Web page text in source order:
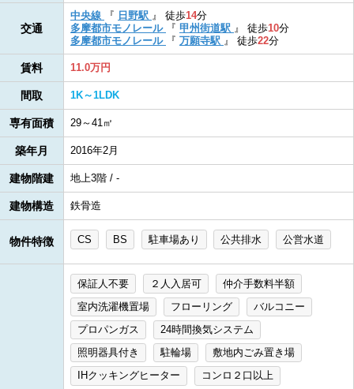
交通
中央線 『 日野駅 』 徒歩14分
多摩都市モノレール
『 甲州街道駅 』 徒歩10分
多摩都市モノレール
『 万願寺駅 』 徒歩22分
賃料 11.0万円
間取 1K～1LDK
専有面積 29～41㎡
築年月 2016年2月
建物階建 地上3階 / -
建物構造 鉄骨造
物件特徴 CS BS 駐車場あり 公共排水 公営水道
保証人不要 ２人入居可
仲介手数料半額
室内洗濯機置場
フローリング
バルコニー
プロパンガス
24時間換気システム
照明器具付き
駐輪場
敷地内ごみ置き場
IHクッキングヒーター
コンロ２口以上